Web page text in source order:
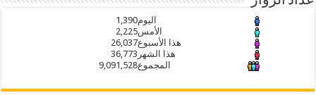
اليوم1,390
الأمس2,225
هذا الأسبوع26,037
هذا الشهر 36,773
المجموع9,091,528